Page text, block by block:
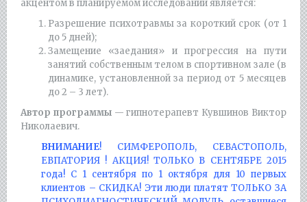
акцентом в планируемом исследовании является:
Разрешение психотравмы за короткий срок (от 1
до 5 дней);
Замещение «заедания» и прогрессия на пути
занятий собственным телом в спортивном зале (в
динамике, установленной за период от 5 месяцев
до 2 – 3 лет).
Автор программы— гипнотерапевт Кувшинов Виктор
Николаевич.
ВНИМАНИЕ! СИМФЕРОПОЛЬ, СЕВАСТОПОЛЬ,
ЕВПАТОРИЯ ! АКЦИЯ! ТОЛЬКО В СЕНТЯБРЕ 2015
года! С 1 сентября по 1 октября для 10 первых
клиентов – СКИДКА! Эти люди платят ТОЛЬКО ЗА